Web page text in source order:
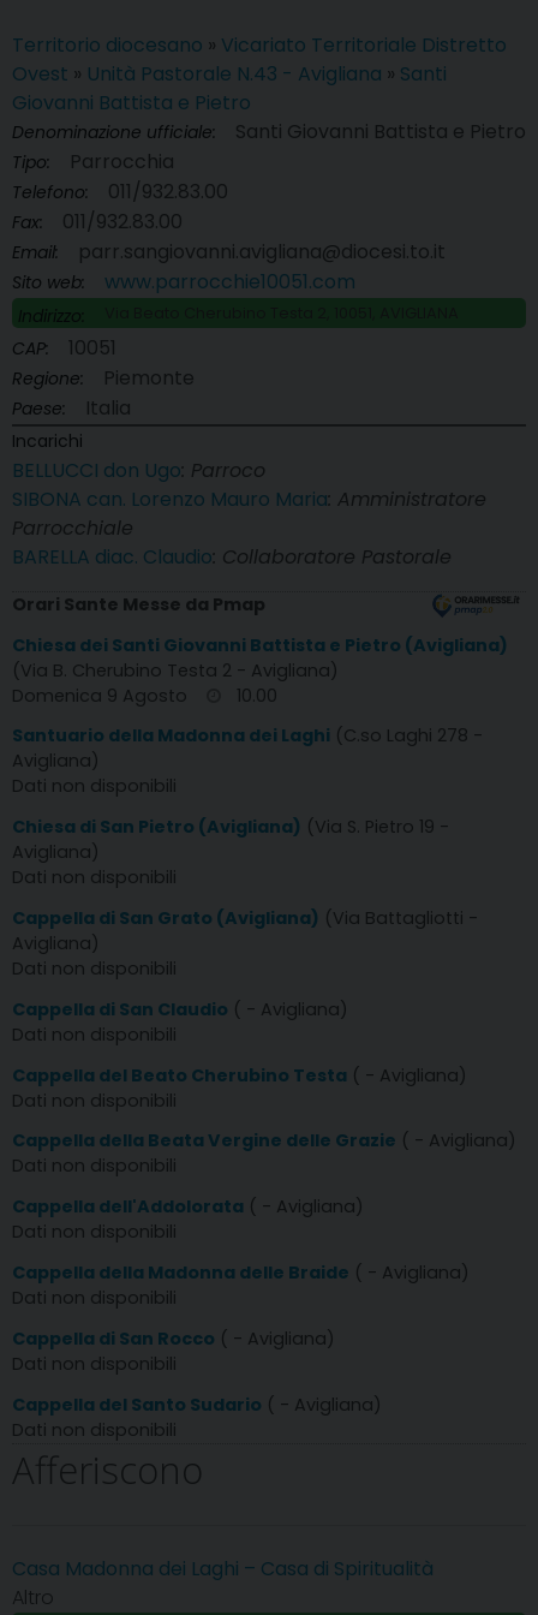
Territorio diocesano » Vicariato Territoriale Distretto
Ovest » Unità Pastorale N.43 - Avigliana » Santi
Giovanni Battista e Pietro
Denominazione ufficiale: Santi Giovanni Battista e Pietro
Tipo: Parrocchia
Telefono: 011/932.83.00
Fax: 011/932.83.00
Email: parr.sangiovanni.avigliana@diocesi.to.it
Sito web: www.parrocchie10051.com
Indirizzo:
CAP: 10051
Regione: Piemonte
Paese: Italia
Incarichi
BELLUCCI don Ugo : Parroco
SIBONA can. Lorenzo Mauro Maria : Amministratore
Parrocchiale
BARELLA diac. Claudio : Collaboratore Pastorale
Orari Sante Messe da Pmap
Chiesa dei Santi Giovanni Battista e Pietro (Avigliana)
(Via B. Cherubino Testa 2 - Avigliana)
Domenica 9 Agosto
10.00
Santuario della Madonna dei Laghi (C.so Laghi 278 -
Avigliana)
Dati non disponibili
Chiesa di San Pietro (Avigliana) (Via S. Pietro 19 -
Avigliana)
Dati non disponibili
Cappella di San Grato (Avigliana) (Via Battagliotti -
Avigliana)
Dati non disponibili
Cappella di San Claudio ( - Avigliana)
Dati non disponibili
Cappella del Beato Cherubino Testa ( - Avigliana)
Dati non disponibili
Cappella della Beata Vergine delle Grazie ( - Avigliana)
Dati non disponibili
Cappella dell'Addolorata ( - Avigliana)
Dati non disponibili
Cappella della Madonna delle Braide ( - Avigliana)
Dati non disponibili
Cappella di San Rocco ( - Avigliana)
Dati non disponibili
Cappella del Santo Sudario ( - Avigliana)
Dati non disponibili
Afferiscono
Casa Madonna dei Laghi – Casa di Spiritualità
Altro